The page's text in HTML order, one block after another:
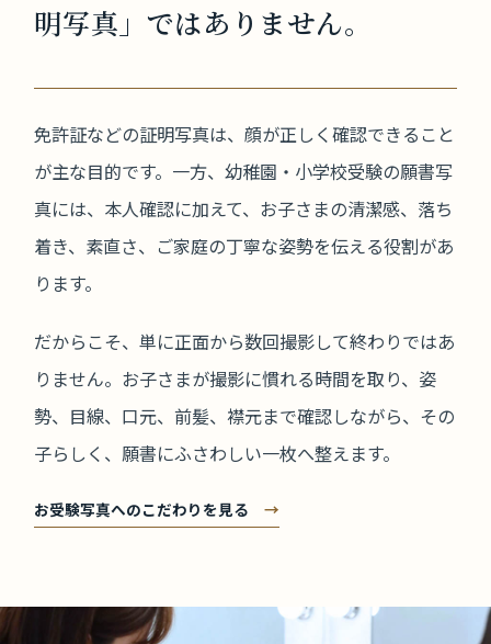
明写真」ではありません。
免許証などの証明写真は、顔が正しく確認できること
が主な目的です。一方、幼稚園・小学校受験の願書写
真には、本人確認に加えて、お子さまの清潔感、落ち
着き、素直さ、ご家庭の丁寧な姿勢を伝える役割があ
ります。
だからこそ、単に正面から数回撮影して終わりではあ
りません。お子さまが撮影に慣れる時間を取り、姿
勢、目線、口元、前髪、襟元まで確認しながら、その
子らしく、願書にふさわしい一枚へ整えます。
お受験写真へのこだわりを見る →